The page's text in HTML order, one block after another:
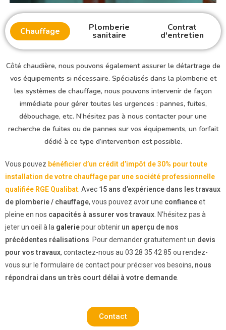
Chauffage Plomberie
sanitaire
Contrat
d'entretien
Côté chaudière, nous pouvons également assurer le détartrage de
vos équipements si nécessaire. Spécialisés dans la plomberie et
les systèmes de chauffage, nous pouvons intervenir de façon
immédiate pour gérer toutes les urgences : pannes, fuites,
débouchage, etc. N’hésitez pas à nous contacter pour une
recherche de fuites ou de pannes sur vos équipements, un forfait
dédié à ce type d’intervention est possible.
Vous pouvez bénéficier d’un crédit d’impôt de 30% pour toute
installation de votre chauffage par une société professionnelle
qualifiée RGE Qualibat . Avec 15 ans d’expérience dans les travaux
de plomberie / chauffage, vous pouvez avoir une confianceet
pleine en nos capacités à assurer vos travaux . N’hésitez pas à
jeter un oeil à la galeriepour obtenir un aperçu de nos
précédentes réalisations . Pour demander gratuitement un devis
pour vos travaux, contactez-nous au 03 28 35 42 85 ou rendez-
vous sur le formulaire de contact pour préciser vos besoins, nous
répondrai dans un très court délai à votre demande
Contact